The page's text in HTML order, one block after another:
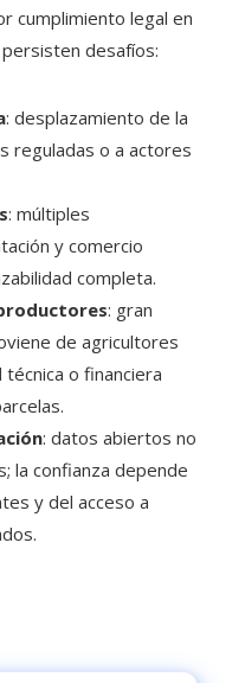
cumplimiento legal en
desafíos:
: desplazamiento de la
reguladas o a actores
: múltiples
y comercio
completa.
: gran
de agricultores
o financiera
: datos abiertos no
la confianza depende
y del acceso a